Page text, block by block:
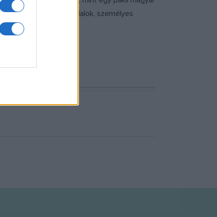
történetek, versek, dalok, személyes